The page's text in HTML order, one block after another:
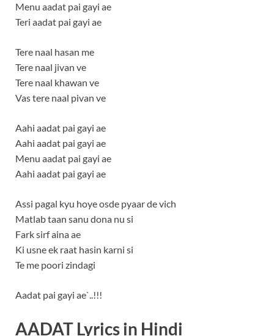
Menu aadat pai gayi ae
Teri aadat pai gayi ae
Tere naal hasan me
Tere naal jivan ve
Tere naal khawan ve
Vas tere naal pivan ve
Aahi aadat pai gayi ae
Aahi aadat pai gayi ae
Menu aadat pai gayi ae
Aahi aadat pai gayi ae
Assi pagal kyu hoye osde pyaar de vich
Matlab taan sanu dona nu si
Fark sirf aina ae
Ki usne ek raat hasin karni si
Te me poori zindagi
Aadat pai gayi ae`..!!!
AADAT Lyrics in Hindi